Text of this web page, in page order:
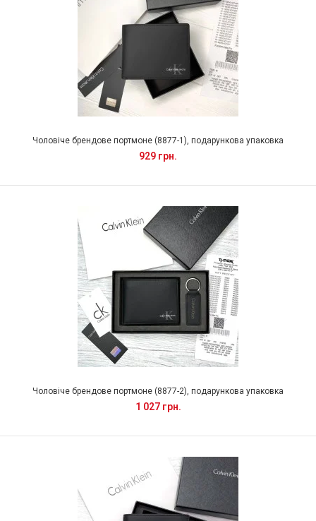
Чоловіче брендове портмоне (8877-1), подарункова упаковка
929 грн.
Чоловіче брендове портмоне (8877-2), подарункова упаковка
1 027 грн.